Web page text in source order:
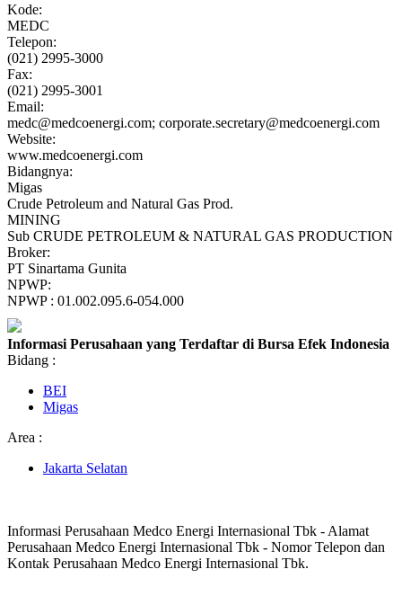
Kode:
MEDC
Telepon:
(021) 2995-3000
Fax:
(021) 2995-3001
Email:
medc@medcoenergi.com; corporate.secretary@medcoenergi.com
Website:
www.medcoenergi.com
Bidangnya:
Migas
Crude Petroleum and Natural Gas Prod.
MINING
Sub CRUDE PETROLEUM & NATURAL GAS PRODUCTION
Broker:
PT Sinartama Gunita
NPWP:
NPWP : 01.002.095.6-054.000
Informasi Perusahaan yang Terdaftar di Bursa Efek Indonesia
Bidang :
BEI
Migas
Area :
Jakarta Selatan
Informasi Perusahaan Medco Energi Internasional Tbk - Alamat
Perusahaan Medco Energi Internasional Tbk - Nomor Telepon dan
Kontak Perusahaan Medco Energi Internasional Tbk.